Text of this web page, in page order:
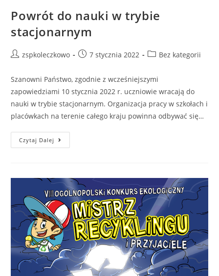
Powrót do nauki w trybie
stacjonarnym
zspkoleczkowo 7 stycznia 2022 Bez kategorii
Szanowni Państwo, zgodnie z wcześniejszymi
zapowiedziami 10 stycznia 2022 r. uczniowie wracają do
nauki w trybie stacjonarnym. Organizacja pracy w szkołach i
placówkach na terenie całego kraju powinna odbywać się…
Czytaj Dalej